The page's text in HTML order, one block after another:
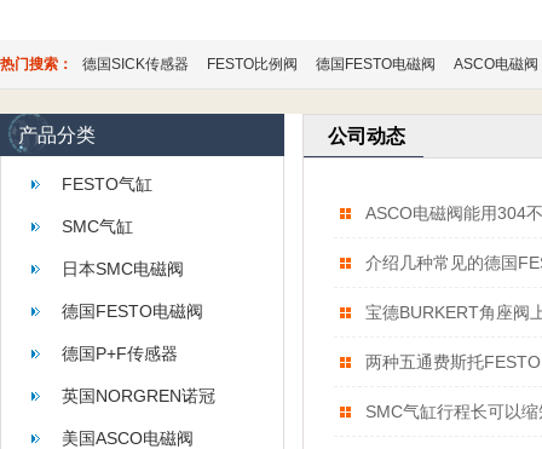
热门搜索： 德国SICK传感器 FESTO比例阀 德国FESTO电磁阀 ASCO电磁阀
产品分类
FESTO气缸
SMC气缸
日本SMC电磁阀
德国FESTO电磁阀
德国P+F传感器
英国NORGREN诺冠
美国ASCO电磁阀
公司动态
ASCO电磁阀能用304
介绍几种常见的德国
宝德BURKERT角座阀
两种五通费斯托
SMC气缸行程长可以